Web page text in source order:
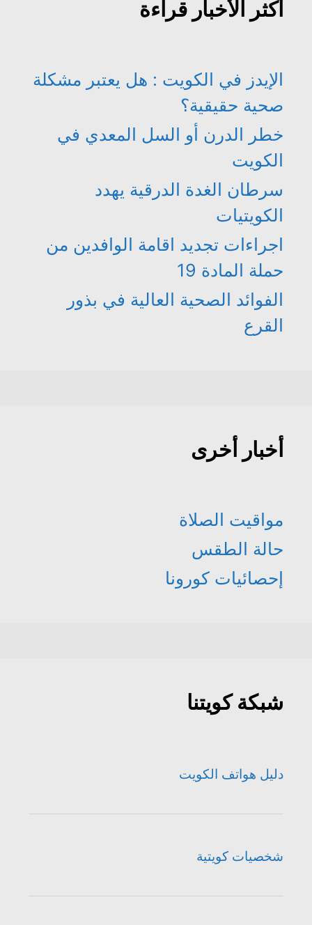
أكثر الأخبار قراءة
الإيدز في الكويت : هل يعتبر مشكلة
صحية حقيقية؟
خطر الدرن أو السل المعدي في
الكويت
سرطان الغدة الدرقية يهدد
الكويتيات
اجراءات تجديد اقامة الوافدين من
حملة المادة 19
الفوائد الصحية العالية في بذور
القرع
أخبار أخرى
مواقيت الصلاة
حالة الطقس
إحصائيات كورونا
شبكة كويتنا
دليل هواتف الكويت
شخصيات كويتية